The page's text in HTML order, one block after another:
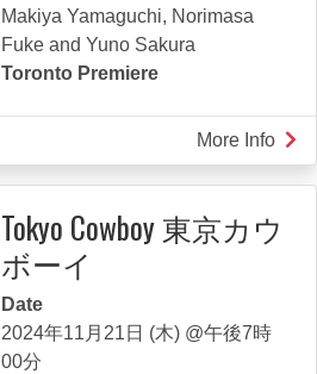
Makiya Yamaguchi, Norimasa
Fuke and Yuno Sakura
Toronto Premiere
More Info
A
IN
Tokyo Cowboy 東京カウ
ボーイ
Date
2024年11月21日 (木) @午後7時
00分